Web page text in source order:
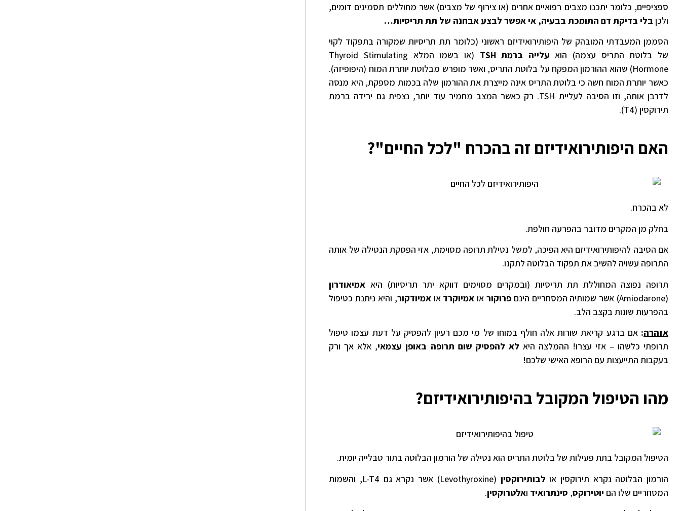
ספציפיים, כלומר יתכנו מצבים רפואיים אחרים (או צירוף של מצבים) אשר מחוללים תסמינים דומים,
ולכן בלי בדיקת דם התומכת בבעיה, אי אפשר לבצע אבחנה של תת תריסיות…
הסממן המעבדתי המובהק של היפותירואידיזם ראשוני (כלומר תת תריסיות שמקורה בתפקוד לקוי
של בלוטת התריס עצמה) הוא עלייה ברמת TSH
(או בשמו המלא Thyroid Stimulating
Hormone) שהוא ההורמון המפקח על בלוטת התריס, ואשר מופרש מבלוטת יותרת המוח (היפופיזה).
כאשר יותרת המוח חשה כי בלוטת התריס אינה מייצרת את ההורמון שלה בכמות מספקת, היא מנסה
לדרבן אותה, וזו הסיבה לעליית TSH. רק כאשר המצב מחמיר עוד יותר, נצפית גם ירידה ברמת
תירוקסין (T4).
האם היפותירואידיזם זה בהכרח "לכל החיים"?
לא בהכרח.
בחלק מן המקרים מדובר בהפרעה חולפת.
אם הסיבה להיפותירואידיזם היא הפיכה, למשל נטילת תרופה מסוימת, אזי הפסקת הנטילה של אותה
התרופה עשויה להשיב את תפקוד הבלוטה לתקנו.
תרופה נפוצה המחוללת תת תריסיות (ובמקרים מסוימים דווקא יתר תריסיות) היא אמיאודרון
(Amiodarone) אשר שמותיה המסחריים הינם
פרוקור או אמיוקרד אואמיודקור, והיא ניתנת כטיפול
בהפרעות שונות בקצב הלב.
אזהרה: אם ברגע קריאת שורות אלה חולף במוחו של מי מכם רעיון להפסיק על דעת עצמו טיפול
תרופתי כלשהו – אזי עצרו! ההמלצה היא לא להפסיק שום תרופה באופן עצמאי, אלא אך ורק
בעקבות התייעצות עם הרופא האישי שלכם!
מהו הטיפול המקובל בהיפותירואידיזם?
הטיפול המקובל בתת פעילות של בלוטת התריס הוא נטילה של הורמון הבלוטה בתור טבלייה יומית.
הורמון הבלוטה נקרא תירוקסין או לבותירוקסין
(Levothyroxine) אשר נקרא גם L-T4, והשמות
המסחריים שלו הם יוטירוקס, סינתרואיד ואלטרוקסין.